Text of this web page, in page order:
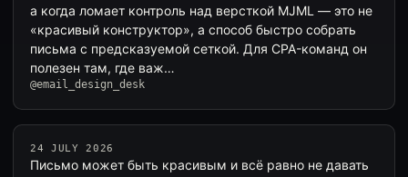
а когда ломает контроль над версткой MJML — это не
«красивый конструктор», а способ быстро собрать
письма с предсказуемой сеткой. Для CPA-команд он
полезен там, где важ…
@email_design_desk
24 JULY 2026
Письмо может быть красивым и всё равно не давать